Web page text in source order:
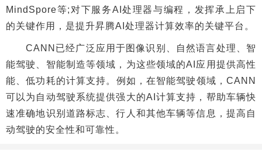
MindSpore等;对下服务AI处理器与编程，发挥承上启下
的关键作用，是提升昇腾AI处理器计算效率的关键平台。
CANN已经广泛应用于图像识别、自然语言处理、智
能驾驶、智能制造等领域，为这些领域的AI应用提供高性
能、低功耗的计算支持。例如，在智能驾驶领域，CANN
可以为自动驾驶系统提供强大的AI计算支持，帮助车辆快
速准确地识别道路标志、行人和其他车辆等信息，提高自
动驾驶的安全性和可靠性。